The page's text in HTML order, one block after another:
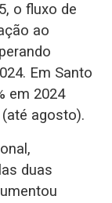
o fluxo de
ao
Em Santo
em 2024
agosto).
duas